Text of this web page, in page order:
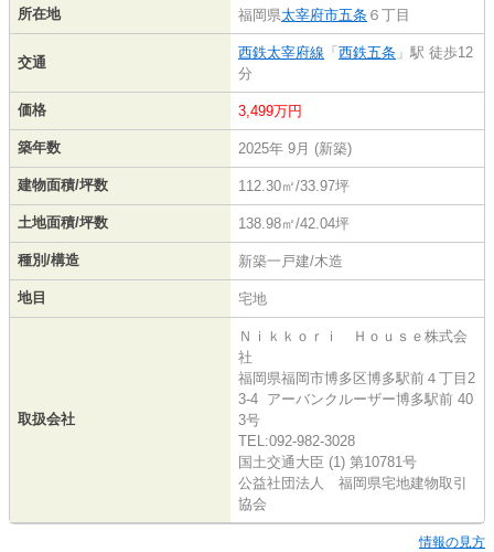
所在地 福岡県太宰府市五条 ６丁目
交通
西鉄太宰府線 「 西鉄五条 」駅 徒歩12
分
価格 3,499万円
築年数 2025年 9月 (新築)
建物面積/坪数 112.30㎡/33.97坪
土地面積/坪数 138.98㎡/42.04坪
種別/構造 新築一戸建/木造
地目 宅地
取扱会社
Ｎｉｋｋｏｒｉ Ｈｏｕｓｅ株式会
社
福岡県福岡市博多区博多駅前４丁目2
3-4 アーバンクルーザー博多駅前 40
3号
TEL:092-982-3028
国土交通大臣 (1) 第10781号
公益社団法人 福岡県宅地建物取引
協会
情報の見方